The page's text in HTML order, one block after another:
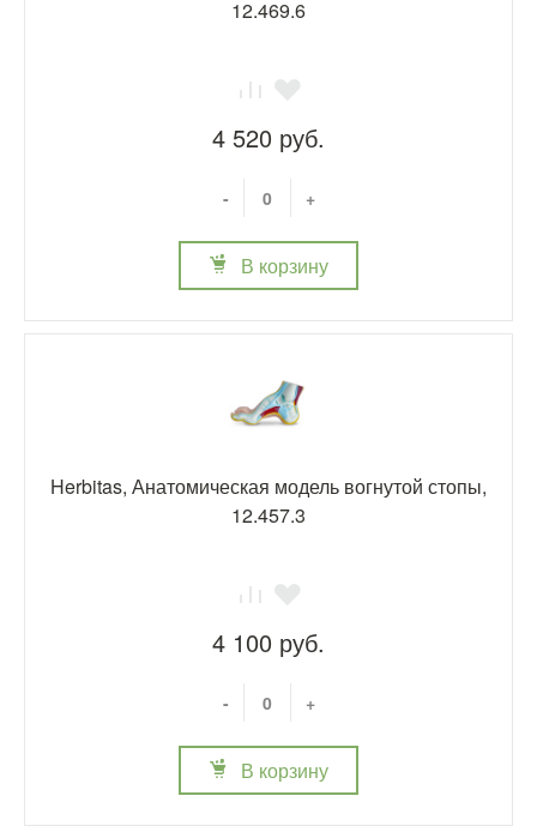
12.469.6
4 520 руб.
- +
В корзину
Herbitas, Анатомическая модель вогнутой стопы,
12.457.3
4 100 руб.
- +
В корзину